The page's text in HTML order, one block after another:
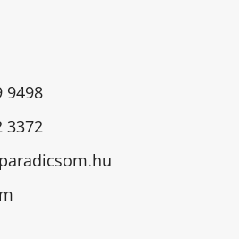
9498
3372